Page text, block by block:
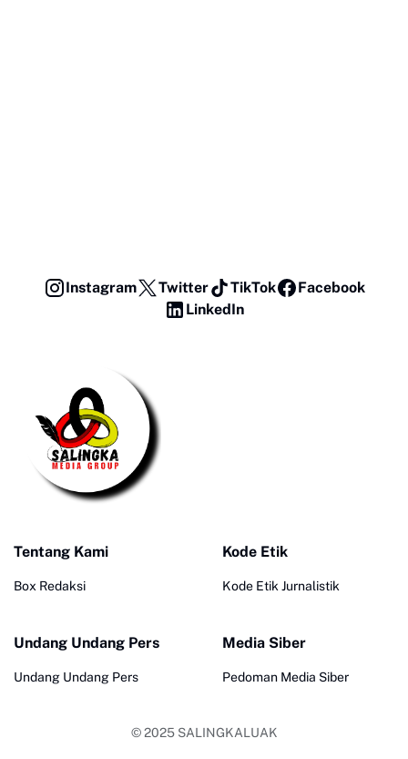
Instagram Twitter TikTok
Facebook
LinkedIn
Tentang Kami
Box Redaksi
Kode Etik
Kode Etik Jurnalistik
Undang Undang Pers
Undang Undang Pers
Media Siber
Pedoman Media Siber
© 2025 SALINGKALUAK